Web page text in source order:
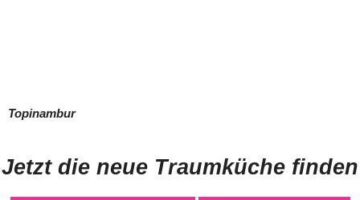
Topinambur
Jetzt die neue Traumküche finden